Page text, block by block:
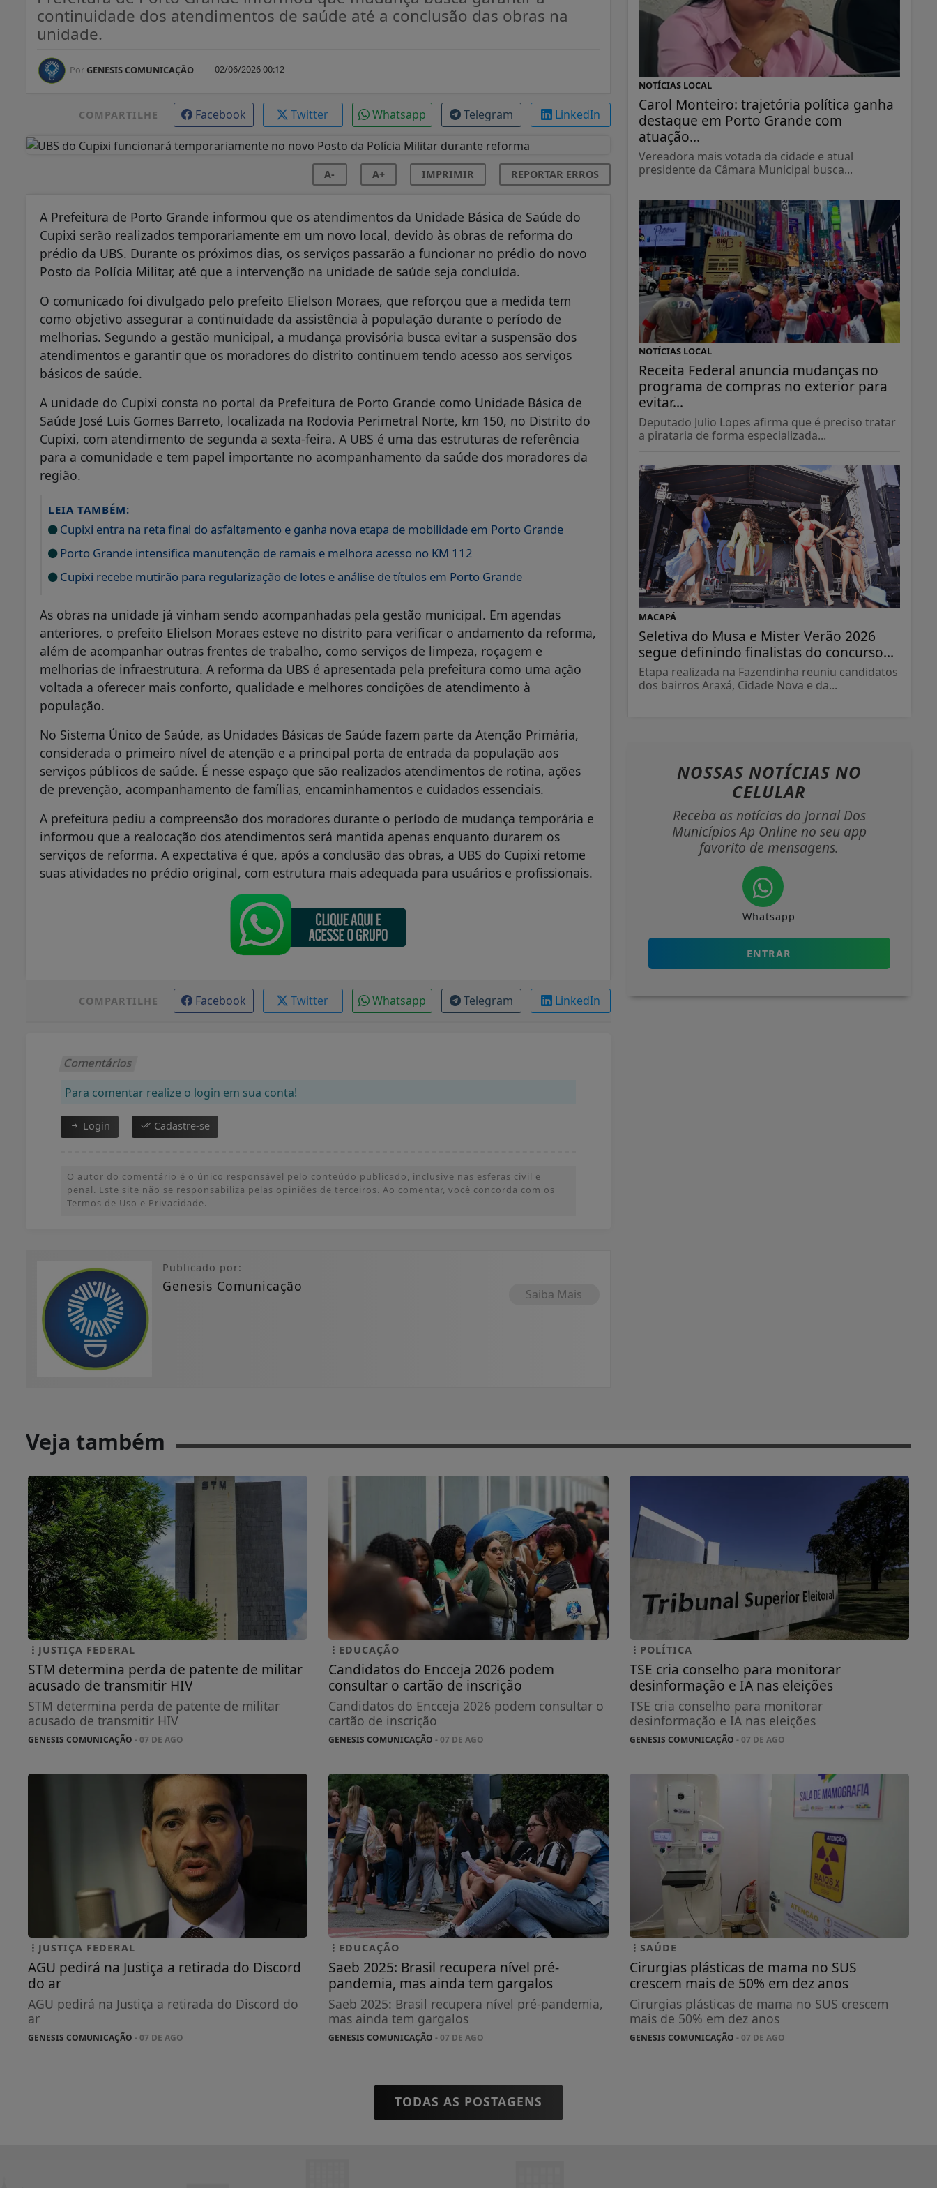
continuidade dos atendimentos de saúde até a conclusão das obras na
unidade.
Por GENESIS COMUNICAÇÃO 02/06/2026 00:12
COMPARTILHE Facebook Twitter Whatsapp Telegram LinkedIn
A- A+ IMPRIMIR REPORTAR ERROS
A Prefeitura de Porto Grande informou que os atendimentos da Unidade Básica de Saúde do
Cupixi serão realizados temporariamente em um novo local, devido às obras de reforma do
prédio da UBS. Durante os próximos dias, os serviços passarão a funcionar no prédio do novo
Posto da Polícia Militar, até que a intervenção na unidade de saúde seja concluída.
O comunicado foi divulgado pelo prefeito Elielson Moraes, que reforçou que a medida tem
como objetivo assegurar a continuidade da assistência à população durante o período de
melhorias. Segundo a gestão municipal, a mudança provisória busca evitar a suspensão dos
atendimentos e garantir que os moradores do distrito continuem tendo acesso aos serviços
básicos de saúde.
A unidade do Cupixi consta no portal da Prefeitura de Porto Grande como Unidade Básica de
Saúde José Luis Gomes Barreto, localizada na Rodovia Perimetral Norte, km 150, no Distrito do
Cupixi, com atendimento de segunda a sexta-feira. A UBS é uma das estruturas de referência
para a comunidade e tem papel importante no acompanhamento da saúde dos moradores da
região.
LEIA TAMBÉM:
Cupixi entra na reta final do asfaltamento e ganha nova etapa de mobilidade em Porto Grande
Porto Grande intensifica manutenção de ramais e melhora acesso no KM 112
Cupixi recebe mutirão para regularização de lotes e análise de títulos em Porto Grande
As obras na unidade já vinham sendo acompanhadas pela gestão municipal. Em agendas
anteriores, o prefeito Elielson Moraes esteve no distrito para verificar o andamento da reforma,
além de acompanhar outras frentes de trabalho, como serviços de limpeza, roçagem e
melhorias de infraestrutura. A reforma da UBS é apresentada pela prefeitura como uma ação
voltada a oferecer mais conforto, qualidade e melhores condições de atendimento à
população.
No Sistema Único de Saúde, as Unidades Básicas de Saúde fazem parte da Atenção Primária,
considerada o primeiro nível de atenção e a principal porta de entrada da população aos
serviços públicos de saúde. É nesse espaço que são realizados atendimentos de rotina, ações
de prevenção, acompanhamento de famílias, encaminhamentos e cuidados essenciais.
A prefeitura pediu a compreensão dos moradores durante o período de mudança temporária e
informou que a realocação dos atendimentos será mantida apenas enquanto durarem os
serviços de reforma. A expectativa é que, após a conclusão das obras, a UBS do Cupixi retome
suas atividades no prédio original, com estrutura mais adequada para usuários e profissionais.
COMPARTILHE Facebook Twitter Whatsapp Telegram LinkedIn
Comentários
Para comentar realize o login em sua conta!
Login Cadastre-se
O autor do comentário é o único responsável pelo conteúdo publicado, inclusive nas esferas civil e
penal. Este site não se responsabiliza pelas opiniões de terceiros. Ao comentar, você concorda com os
Termos de Uso e Privacidade.
Publicado por:
Genesis Comunicação Saiba Mais
NOTÍCIAS LOCAL
Carol Monteiro: trajetória política ganha
destaque em Porto Grande com
atuação...
Vereadora mais votada da cidade e atual
presidente da Câmara Municipal busca...
NOTÍCIAS LOCAL
Receita Federal anuncia mudanças no
programa de compras no exterior para
evitar...
Deputado Julio Lopes afirma que é preciso tratar
a pirataria de forma especializada...
MACAPÁ
Seletiva do Musa e Mister Verão 2026
segue definindo finalistas do concurso...
Etapa realizada na Fazendinha reuniu candidatos
dos bairros Araxá, Cidade Nova e da...
NOSSAS NOTÍCIAS NO
CELULAR
Receba as notícias do Jornal Dos
Municípios Ap Online no seu app
favorito de mensagens.
Whatsapp
ENTRAR
Veja também
JUSTIÇA FEDERAL
STM determina perda de patente de militar
acusado de transmitir HIV
STM determina perda de patente de militar
acusado de transmitir HIV
GENESIS COMUNICAÇÃO - 07 DE AGO
EDUCAÇÃO
Candidatos do Encceja 2026 podem
consultar o cartão de inscrição
Candidatos do Encceja 2026 podem consultar o
cartão de inscrição
GENESIS COMUNICAÇÃO - 07 DE AGO
POLÍTICA
TSE cria conselho para monitorar
desinformação e IA nas eleições
TSE cria conselho para monitorar
desinformação e IA nas eleições
GENESIS COMUNICAÇÃO - 07 DE AGO
JUSTIÇA FEDERAL
AGU pedirá na Justiça a retirada do Discord
do ar
AGU pedirá na Justiça a retirada do Discord do
ar
GENESIS COMUNICAÇÃO - 07 DE AGO
EDUCAÇÃO
Saeb 2025: Brasil recupera nível pré-
pandemia, mas ainda tem gargalos
Saeb 2025: Brasil recupera nível pré-pandemia,
mas ainda tem gargalos
GENESIS COMUNICAÇÃO - 07 DE AGO
SAÚDE
Cirurgias plásticas de mama no SUS
crescem mais de 50% em dez anos
Cirurgias plásticas de mama no SUS crescem
mais de 50% em dez anos
GENESIS COMUNICAÇÃO - 07 DE AGO
TODAS AS POSTAGENS